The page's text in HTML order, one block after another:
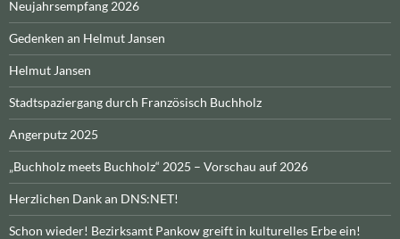
Neujahrsempfang 2026
Gedenken an Helmut Jansen
Helmut Jansen
Stadtspaziergang durch Französisch Buchholz
Angerputz 2025
„Buchholz meets Buchholz“ 2025 – Vorschau auf 2026
Herzlichen Dank an DNS:NET!
Schon wieder! Bezirksamt Pankow greift in kulturelles Erbe ein!